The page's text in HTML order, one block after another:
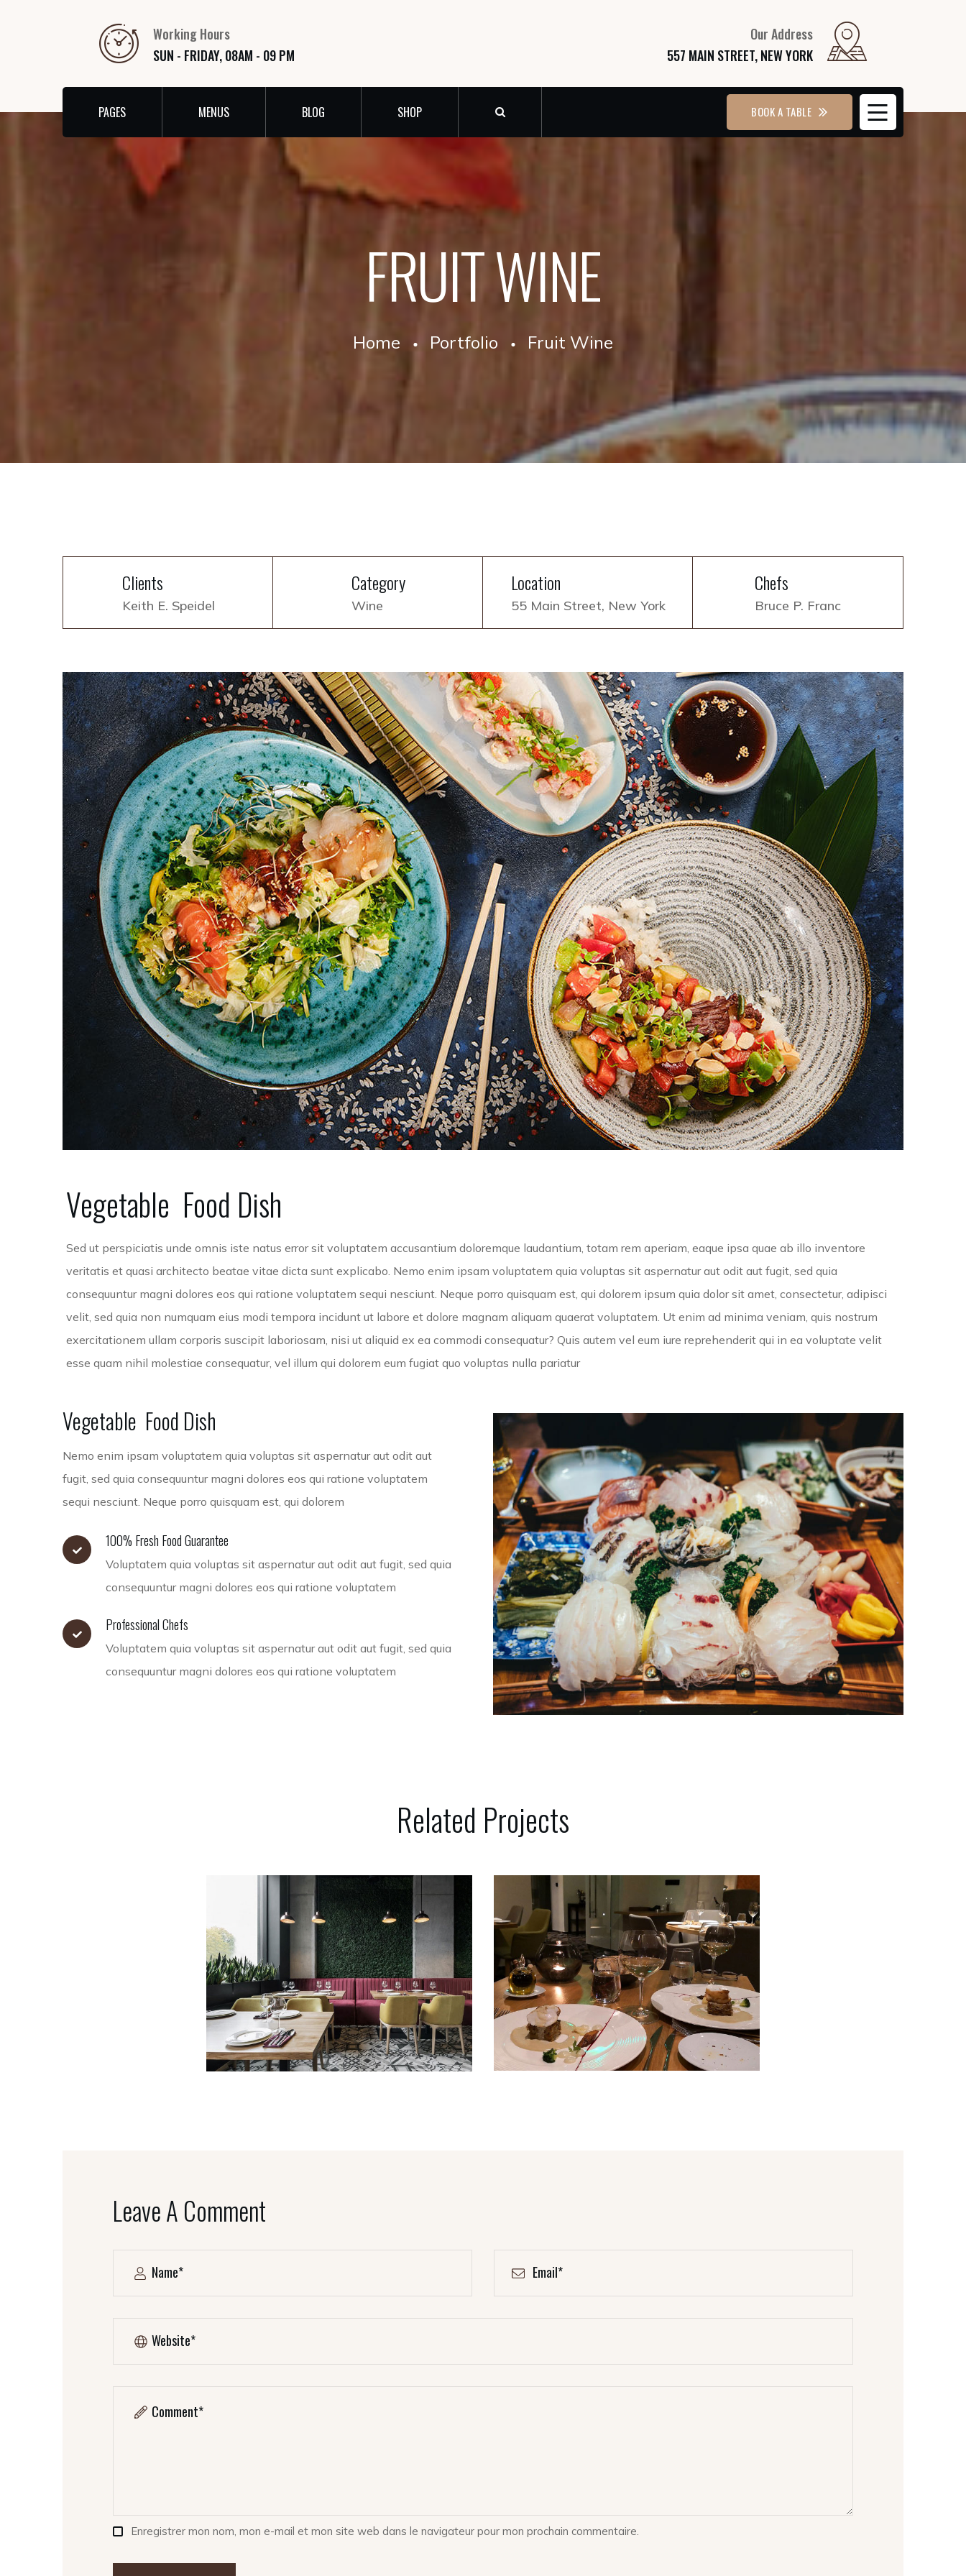
Working Hours
SUN - FRIDAY, 08AM - 09 PM
Our Address
557 MAIN STREET, NEW YORK
PAGES MENUS BLOG SHOP BOOK A TABLE
FRUIT WINE
Home Portfolio Fruit Wine
Clients
Keith E. Speidel
Category
Wine
Location
55 Main Street, New York
Chefs
Bruce P. Franc
Vegetable Food Dish
Sed ut perspiciatis unde omnis iste natus error sit voluptatem accusantium doloremque laudantium, totam rem aperiam, eaque ipsa quae ab illo inventore
veritatis et quasi architecto beatae vitae dicta sunt explicabo. Nemo enim ipsam voluptatem quia voluptas sit aspernatur aut odit aut fugit, sed quia
consequuntur magni dolores eos qui ratione voluptatem sequi nesciunt. Neque porro quisquam est, qui dolorem ipsum quia dolor sit amet, consectetur, adipisci
velit, sed quia non numquam eius modi tempora incidunt ut labore et dolore magnam aliquam quaerat voluptatem. Ut enim ad minima veniam, quis nostrum
exercitationem ullam corporis suscipit laboriosam, nisi ut aliquid ex ea commodi consequatur? Quis autem vel eum iure reprehenderit qui in ea voluptate velit
esse quam nihil molestiae consequatur, vel illum qui dolorem eum fugiat quo voluptas nulla pariatur
Vegetable Food Dish
Nemo enim ipsam voluptatem quia voluptas sit aspernatur aut odit aut
fugit, sed quia consequuntur magni dolores eos qui ratione voluptatem
sequi nesciunt. Neque porro quisquam est, qui dolorem
100% Fresh Food Guarantee
Voluptatem quia voluptas sit aspernatur aut odit aut fugit, sed quia
consequuntur magni dolores eos qui ratione voluptatem
Professional Chefs
Voluptatem quia voluptas sit aspernatur aut odit aut fugit, sed quia
consequuntur magni dolores eos qui ratione voluptatem
Related Projects
Leave A Comment
Enregistrer mon nom, mon e-mail et mon site web dans le navigateur pour mon prochain commentaire.